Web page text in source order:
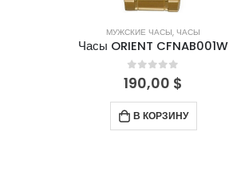
МУЖСКИЕ ЧАСЫ, ЧАСЫ
Часы ORIENT FAB00001P9
0out of 5
190,00 $
В КОРЗИНУ